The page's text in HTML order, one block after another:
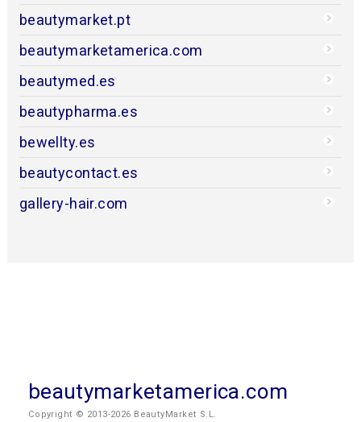
beautymarket.pt
beautymarketamerica.com
beautymed.es
beautypharma.es
bewellty.es
beautycontact.es
gallery-hair.com
beautymarketamerica.com
Copyright © 2013-2026 BeautyMarket S.L.